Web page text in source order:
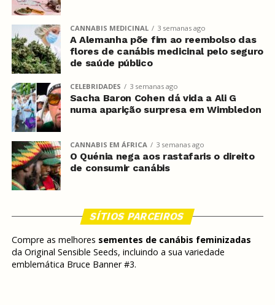
CANNABIS MEDICINAL 3 semanas ago
A Alemanha põe fim ao reembolso das
flores de canábis medicinal pelo seguro
de saúde público
CELEBRIDADES 3 semanas ago
Sacha Baron Cohen dá vida a Ali G
numa aparição surpresa em Wimbledon
CANNABIS EM ÁFRICA 3 semanas ago
O Quénia nega aos rastafaris o direito
de consumir canábis
SÍTIOS PARCEIROS
Compre as melhores sementes de canábis feminizadas
da Original Sensible Seeds, incluindo a sua variedade
emblemática Bruce Banner #3.